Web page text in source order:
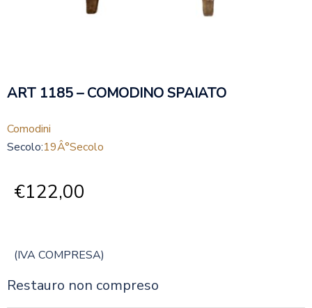
ART 1185 – COMODINO SPAIATO
Comodini
Secolo:19Â°secolo
€122,00
(IVA COMPRESA)
Restauro non compreso